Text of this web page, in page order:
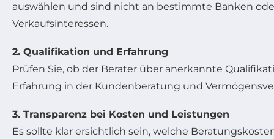
auswählen und sind nicht an bestimmte Banken
Verkaufsinteressen.
2. Qualifikation und Erfahrung
Prüfen Sie, ob der Berater über anerkannte
Erfahrung in der Kundenberatung und
3. Transparenz bei Kosten und Leistungen
Es sollte klar ersichtlich sein, welche